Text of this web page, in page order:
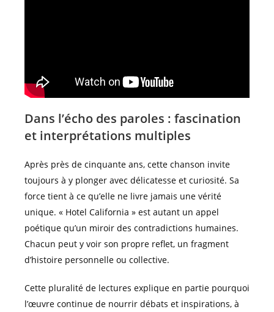
Dans l’écho des paroles : fascination
et interprétations multiples
Après près de cinquante ans, cette chanson invite
toujours à y plonger avec délicatesse et curiosité. Sa
force tient à ce qu’elle ne livre jamais une vérité
unique. « Hotel California » est autant un appel
poétique qu’un miroir des contradictions humaines.
Chacun peut y voir son propre reflet, un fragment
d’histoire personnelle ou collective.
Cette pluralité de lectures explique en partie pourquoi
l’œuvre continue de nourrir débats et inspirations, à